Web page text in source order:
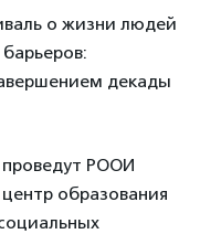
о жизни людей
декады
РООИ
образования